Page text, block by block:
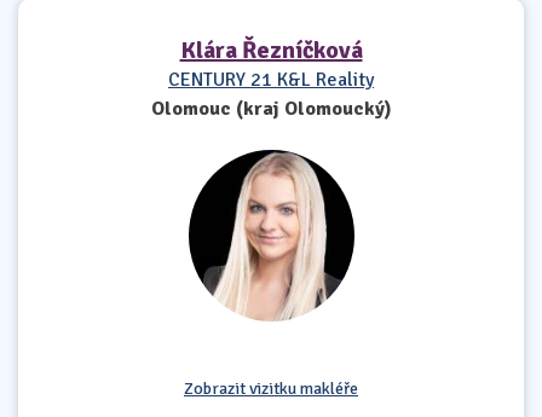
Klára Řezníčková
CENTURY 21 K&L Reality
Olomouc (kraj Olomoucký)
Zobrazit vizitku makléře